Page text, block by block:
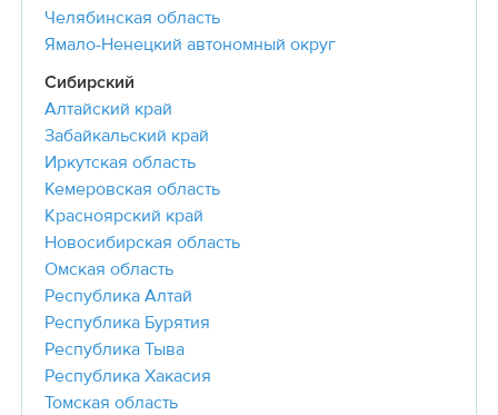
Челябинская область
Ямало-Ненецкий автономный округ
Сибирский
Алтайский край
Забайкальский край
Иркутская область
Кемеровская область
Красноярский край
Новосибирская область
Омская область
Республика Алтай
Республика Бурятия
Республика Тыва
Республика Хакасия
Томская область